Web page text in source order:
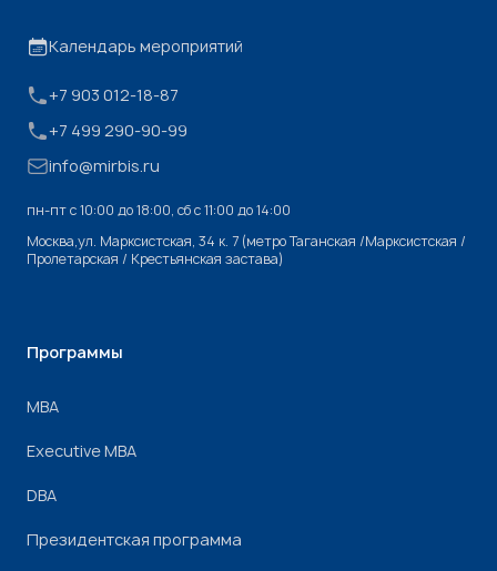
Календарь мероприятий
+7 903 012-18-87
+7 499 290-90-99
info@mirbis.ru
пн-пт с 10:00 до 18:00, cб с 11:00 до 14:00
Москва,ул. Марксистская, 34 к. 7 (метро Таганская /Марксистская /
Пролетарская / Крестьянская застава)
Программы
МВА
Executive MBA
DBA
Президентская программа